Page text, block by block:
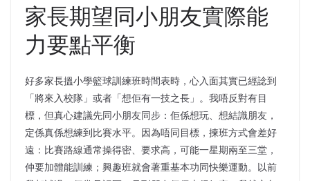
家長期望同小朋友實際能
力要點平衡
好多家長搵小學籃球訓練班時間表時，心入面其實已經諗到
「將來入校隊」或者「想佢有一技之長」。我唔反對有目
標，但真心建議先同小朋友同步：佢係想玩、想結識朋友，
定係真係想練到比賽水平。因為唔同目標，揀班方式會差好
遠：比賽路線通常操得密、要求高，可能一星期兩至三堂，
仲要加體能訓練；興趣班就會著重基本功同快樂運動。以前